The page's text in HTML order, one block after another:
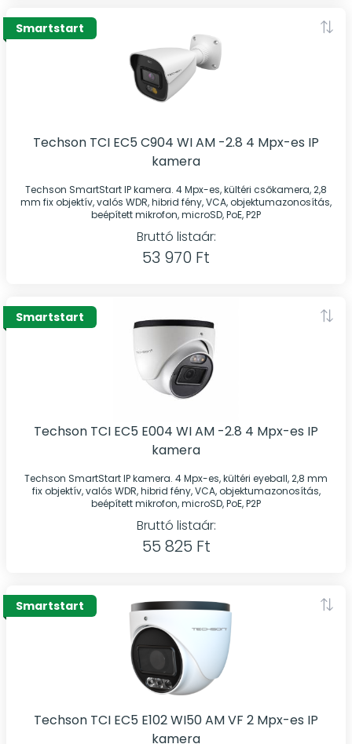
Smartstart
Techson TCI EC5 C904 WI AM -2.8 4 Mpx-es IP
kamera
Techson SmartStart IP kamera. 4 Mpx-es, kültéri csőkamera, 2,8
mm fix objektív, valós WDR, hibrid fény, VCA, objektumazonosítás,
beépített mikrofon, microSD, PoE, P2P
Bruttó listaár:
53 970 Ft
Smartstart
Techson TCI EC5 E004 WI AM -2.8 4 Mpx-es IP
kamera
Techson SmartStart IP kamera. 4 Mpx-es, kültéri eyeball, 2,8 mm
fix objektív, valós WDR, hibrid fény, VCA, objektumazonosítás,
beépített mikrofon, microSD, PoE, P2P
Bruttó listaár:
55 825 Ft
Smartstart
Techson TCI EC5 E102 WI50 AM VF 2 Mpx-es IP
kamera